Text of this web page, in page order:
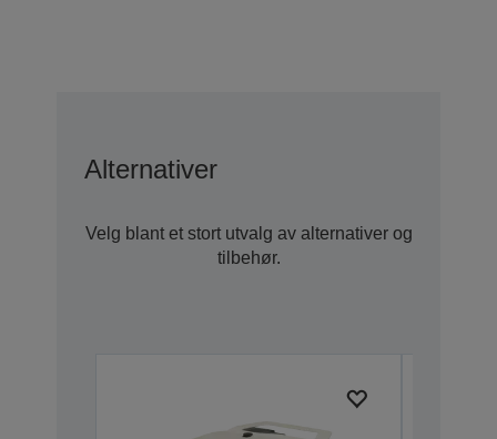
Alternativer
Velg blant et stort utvalg av alternativer og
tilbehør.